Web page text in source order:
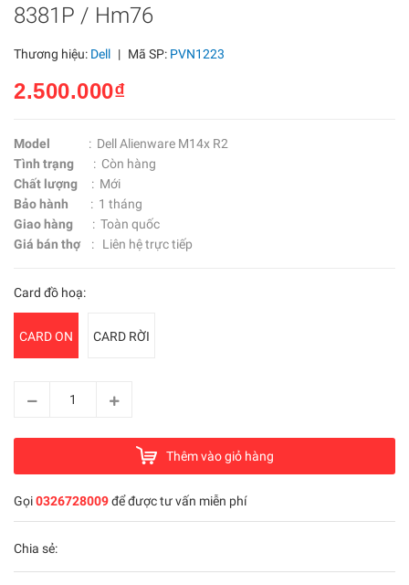
8381P / Hm76
Thương hiệu: Dell | Mã SP: PVN1223
2.500.000₫
Model : Dell Alienware M14x R2
Tình trạng
: Còn hàng
Chất lượng : Mới
Bảo hành
: 1 tháng
Giao hàng : Toàn quốc
Giá bán thợ : Liên hệ trực tiếp
Card đồ hoạ:
CARD ON CARD RỜI
Thêm vào giỏ hàng
Gọi0326728009để được tư vấn miễn phí
Chia sẻ: